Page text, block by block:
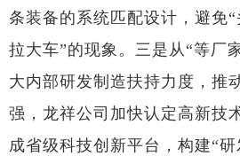
条装备的系统匹配设计，避免
拉大车”的现象。三是从“等厂
大内部研发制造扶持力度，推
强，龙祥公司加快认定高新技
成省级科技创新平台，构建“